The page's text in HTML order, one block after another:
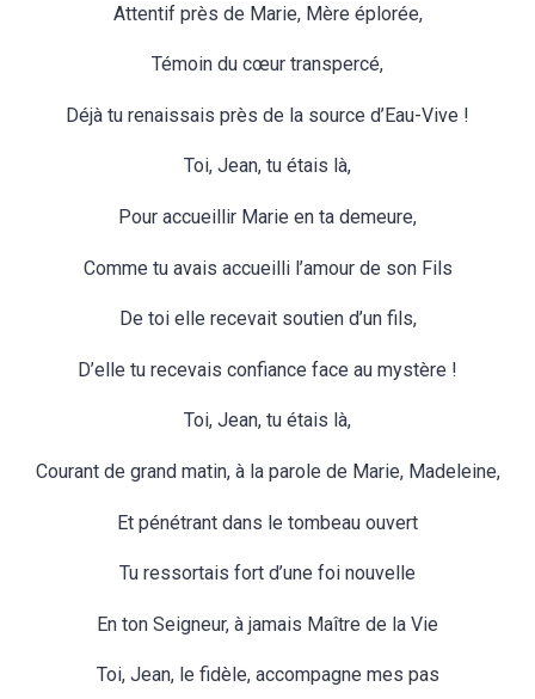
Attentif près de Marie, Mère éplorée,
Témoin du cœur transpercé,
Déjà tu renaissais près de la source d’Eau-Vive !
Toi, Jean, tu étais là,
Pour accueillir Marie en ta demeure,
Comme tu avais accueilli l’amour de son Fils
De toi elle recevait soutien d’un fils,
D’elle tu recevais confiance face au mystère !
Toi, Jean, tu étais là,
Courant de grand matin, à la parole de Marie, Madeleine,
Et pénétrant dans le tombeau ouvert
Tu ressortais fort d’une foi nouvelle
En ton Seigneur, à jamais Maître de la Vie
Toi, Jean, le fidèle, accompagne mes pas